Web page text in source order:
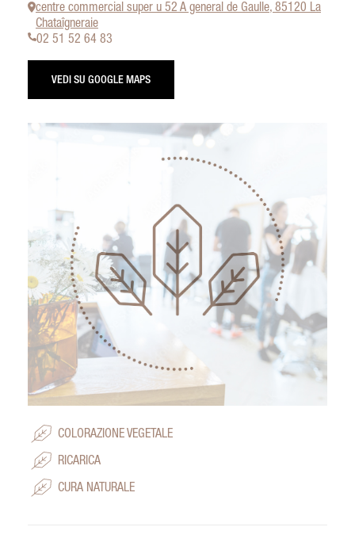
centre commercial super u 52 A general de Gaulle, 85120 La
Chataîgneraie
02 51 52 64 83
VEDI SU GOOGLE MAPS
COLORAZIONE VEGETALE
RICARICA
CURA NATURALE